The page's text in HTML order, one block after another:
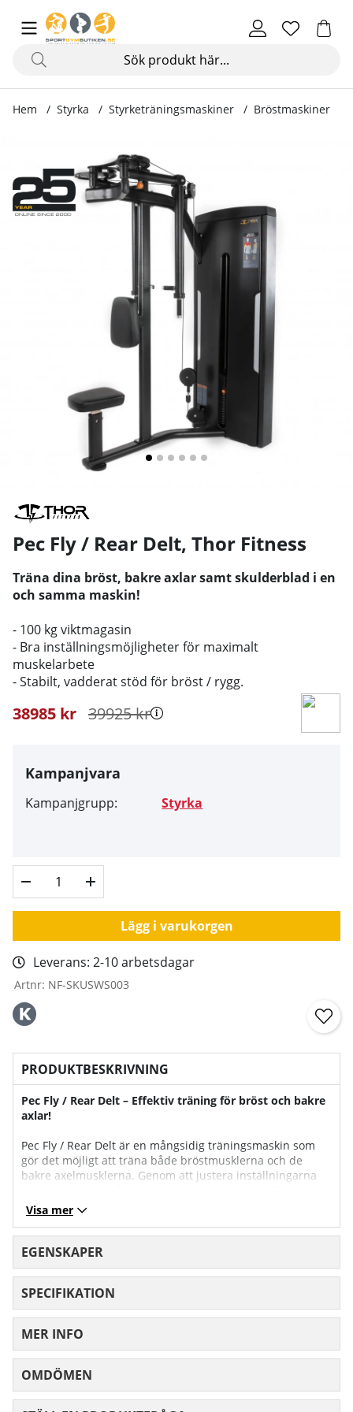
Hem Styrka Styrketräningsmaskiner Bröstmaskiner
Pec Fly / Rear Delt, Thor Fitness
Träna dina bröst, bakre axlar samt skulderblad i en
och samma maskin!
- 100 kg viktmagasin
- Bra inställningsmöjligheter för maximalt
muskelarbete
- Stabilt, vadderat stöd för bröst / rygg.
39925kr
38985 kr
Kampanjvara
Kampanjgrupp: Styrka
Lägg i varukorgen
Leverans: 2-10 arbetsdagar
Artnr: NF-SKUSWS003
PRODUKTBESKRIVNING
Pec Fly / Rear Delt – Effektiv träning för bröst och bakre
axlar!
Pec Fly / Rear Delt är en mångsidig träningsmaskin som
gör det möjligt att träna både bröstmusklerna och de
bakre axelmusklerna. Genom att justera inställningarna
träning av bakre axlar (rear delt).
Fördelar med Pec Fly / Rear Delt:
Mångsidig träning:
Möjliggör träning av både bröst och bakre axlar i en och
samma maskin.
Stärker muskler som bidrar till en bättre hållning och
stabilitet.
Skonsam och säker:
Maskinens rörelsebana hjälper till att minimera
Visa mer
EGENSKAPER
SPECIFIKATION
MER INFO
OMDÖMEN